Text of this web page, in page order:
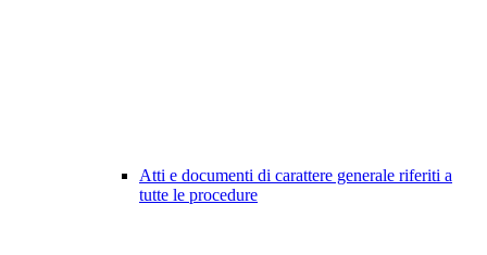
Atti e documenti di carattere generale riferiti a
tutte le procedure